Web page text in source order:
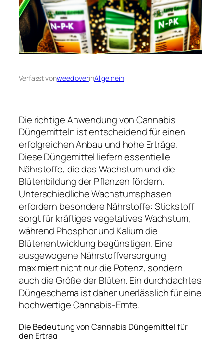
Verfasst vonweedloverinAllgemein
Die richtige Anwendung von Cannabis
Düngemitteln ist entscheidend für einen
erfolgreichen Anbau und hohe Erträge.
Diese Düngemittel liefern essentielle
Nährstoffe, die das Wachstum und die
Blütenbildung der Pflanzen fördern.
Unterschiedliche Wachstumsphasen
erfordern besondere Nährstoffe: Stickstoff
sorgt für kräftiges vegetatives Wachstum,
während Phosphor und Kalium die
Blütenentwicklung begünstigen. Eine
ausgewogene Nährstoffversorgung
maximiert nicht nur die Potenz, sondern
auch die Größe der Blüten. Ein durchdachtes
Düngeschema ist daher unerlässlich für eine
hochwertige Cannabis-Ernte.
Die Bedeutung von Cannabis Düngemittel für
den Ertrag